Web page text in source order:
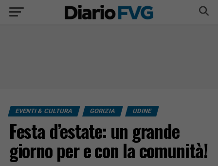
EVENTI & CULTURA GORIZIA UDINE
Festa d’estate: un grande
giorno per e con la comunità!